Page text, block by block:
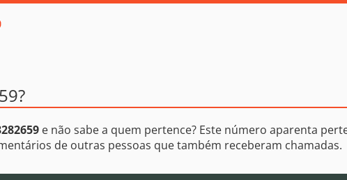
e não sabe a quem pertence? Este número aparenta
de outras pessoas que também receberam chamadas.